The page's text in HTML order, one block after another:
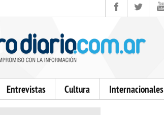
Entrevistas Cultura Internacionales